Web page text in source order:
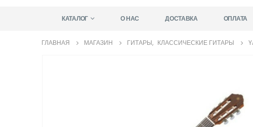
КАТАЛОГ О НАС ДОСТАВКА ОПЛАТА
ГЛАВНАЯ МАГАЗИН ГИТАРЫ, КЛАССИЧЕСКИЕ ГИТАРЫ